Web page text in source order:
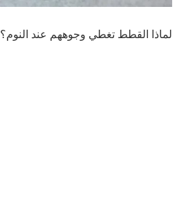
لماذا القطط تغطي وجوههم عند النوم؟